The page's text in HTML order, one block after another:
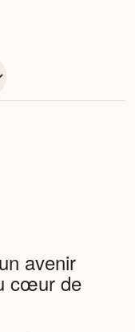
avenir
cœur de